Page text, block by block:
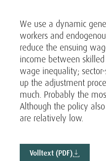
We use a dynamic
workers and
reduce the ensuing
income between
wage inequality;
up the adjustment
much. Probably the
Although the policy
are relatively low.
Volltext (PDF)